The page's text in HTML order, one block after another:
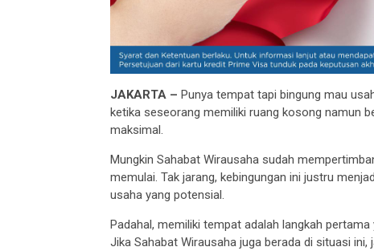
JAKARTA – Punya tempat tapi bingung mau
ketika seseorang memiliki ruang kosong namun
maksimal.
Mungkin Sahabat Wirausaha sudah
memulai. Tak jarang, kebingungan ini justru
usaha yang potensial.
Padahal, memiliki tempat adalah langkah
Jika Sahabat Wirausaha juga berada di situasi